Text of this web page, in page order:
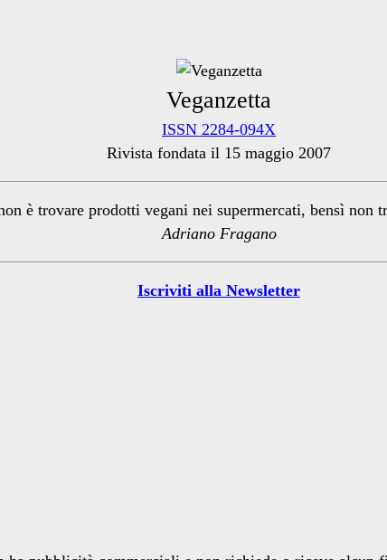
Veganzetta
ISSN 2284-094X
Rivista fondata il 15 maggio 2007
è trovare prodotti vegani nei supermercati, bensì non
Adriano Fragano
Iscriviti alla Newsletter